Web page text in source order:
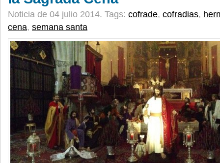
Noticia de 04 julio 2014. Tags: cofrade, cofradias,
cena, semana santa